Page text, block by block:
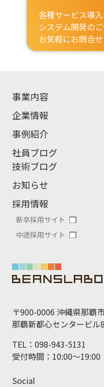
各種サービス導入
システム開発の
お気軽にお問合せ
事業内容
企業情報
事例紹介
社員ブログ
技術ブログ
お知らせ
採用情報
新卒採用サイト
中途採用サイト
〒900-0006 沖縄県那覇
那覇新都心センタービル
TEL：098-943-5131
受付時間：10:00～19:00
Social